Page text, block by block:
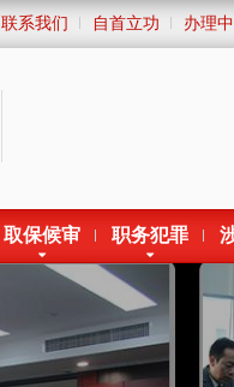
联系我们 自首立功 办理
取保候审 职务犯罪